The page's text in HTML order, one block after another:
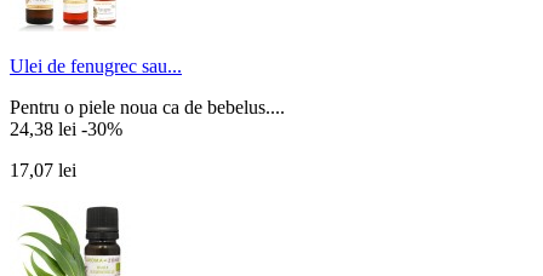
Ulei de fenugrec sau...
Pentru o piele noua ca de bebelus....
24,38 lei -30%
17,07 lei